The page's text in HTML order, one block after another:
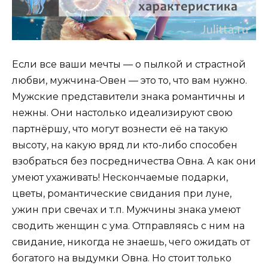
Если все ваши мечты — о пылкой и страстной
любви, мужчина-Овен — это то, что вам нужно.
Мужские представители знака романтичны и
нежны. Они настолько идеализируют свою
партнёршу, что могут вознести её на такую
высоту, на какую вряд ли кто-либо способен
взобраться без посредничества Овна. А как они
умеют ухаживать! Нескончаемые подарки,
цветы, романтические свидания при луне,
ужин при свечах и т.п. Мужчины знака умеют
сводить женщин с ума. Отправляясь с ним на
свидание, никогда не знаешь, чего ожидать от
богатого на выдумки Овна. Но стоит только